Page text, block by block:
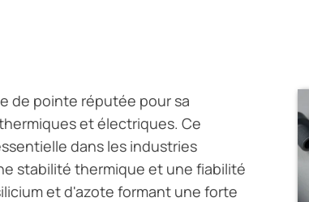
Italiano
Português
de pointe réputée pour sa
et électriques. Ce
dans les industries
stabilité thermique et une fiabilité
et d'azote formant une forte